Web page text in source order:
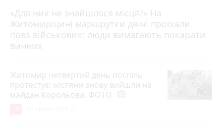
«Для них не знайшлося місця?» На
Житомирщині маршрутки двічі проїхали
повз військових: люди вимагають покарати
винних
17 липня 2026 р.
Житомир четвертий день поспіль
протестує: містяни знову вийшли на
майдан Корольова. ФОТО